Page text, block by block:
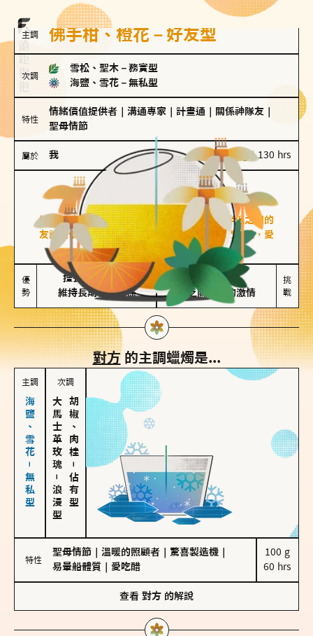
主調 佛手柑、橙花－好友型
次調
雪松、聖木 － 務實型
海鹽、雪花 － 無私型
特性
情緒價值提供者 溝通專家 計畫通 關係神隊友
聖母情節
屬於 我 100 g｜130 hrs
好友型
佛手柑、橙花
好友型的人喜歡分享生活中的點滴，重視與伴侶之間的
友誼和信任，穩定感是重要的關鍵詞。對他們來說，愛
情是心靈深處的共鳴和理解。
優
勢
擅長聆聽與溝通
維持長期穩定關係
不喜歡變化
缺乏關係中的激情
挑
戰
對方的主調蠟燭是...
主調
海鹽、雪花－無私型
次調
大馬士革玫瑰
－
浪漫型
胡椒、肉桂
－
佔有型
特性
聖母情節 溫暖的照顧者 驚喜製造機
易暈船體質
愛吃醋
100 g
60 hrs
查看 對方 的解說